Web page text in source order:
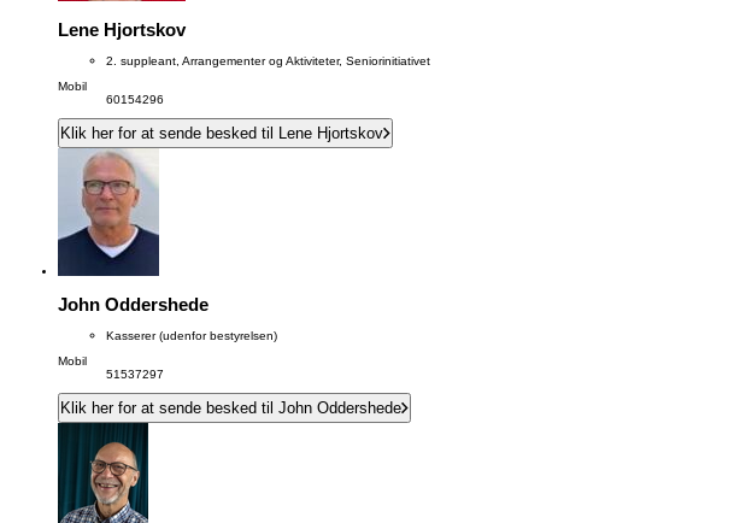
Lene Hjortskov
2. suppleant, Arrangementer og Aktiviteter, Seniorinitiativet
Mobil
60154296
Klik her for at sende besked til Lene Hjortskov
John Oddershede
Kasserer (udenfor bestyrelsen)
Mobil
51537297
Klik her for at sende besked til John Oddershede